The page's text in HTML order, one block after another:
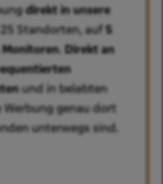
direkt in unsere
Standorten, auf 5
Monitoren. Direkt an
und in belebten
Werbung genau dort
unterwegs sind.